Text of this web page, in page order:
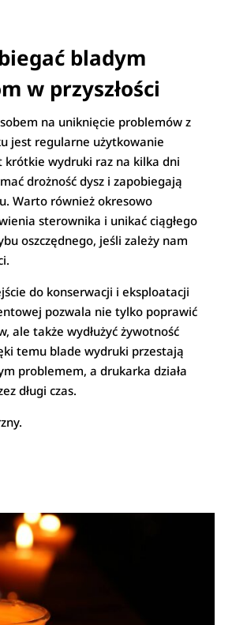
bladym
w przyszłości
na uniknięcie problemów z
jest regularne użytkowanie
krótkie wydruki raz na kilka dni
drożność dysz i zapobiegają
Warto również okresowo
sterownika i unikać ciągłego
oszczędnego, jeśli zależy nam
do konserwacji i eksploatacji
pozwala nie tylko poprawić
ale także wydłużyć żywotność
temu blade wydruki przestają
problemem, a drukarka działa
długi czas.